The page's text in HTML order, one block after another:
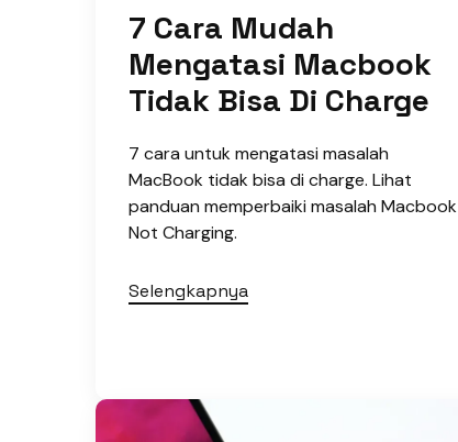
7 Cara Mudah
Mengatasi Macbook
Tidak Bisa Di Charge
7 cara untuk mengatasi masalah
MacBook tidak bisa di charge. Lihat
panduan memperbaiki masalah Macbook
Not Charging.
Selengkapnya